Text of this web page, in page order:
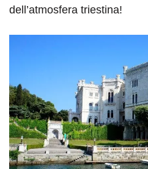
dell’atmosfera triestina!